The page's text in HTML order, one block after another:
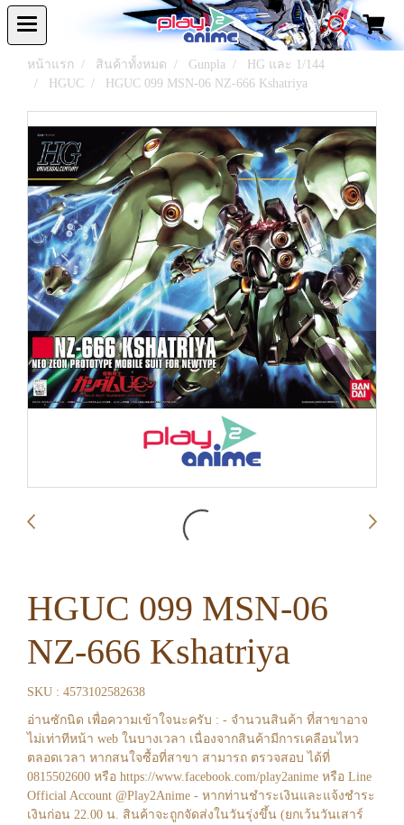
หน้าแรก สินค้าทั้งหมด Gunpla
HG และ 1/144
HGUC
HGUC 099 MSN-06 NZ-666 Kshatriya
HGUC 099 MSN-06
NZ-666 Kshatriya
SKU : 4573102582638
อ่านซักนิด เพื่อความเข้าใจนะครับ : - จำนวนสินค้า ที่สาขาอาจ
ไม่เท่าทีหน้า web ในบางเวลา เนื่องจากสินค้ามีการเคลือนไหว
ตลอดเวลา หากสนใจซื้อที่สาขา สามารถ ตรวจสอบ ได้ที่
0815502600 หรือ https://www.facebook.com/play2anime หรือ Line
Official Account @Play2Anime - หากท่านชำระเงินและแจ้งชำระ
เงินก่อน 22.00 น. สินค้าจะถูกจัดส่งในวันรุ่งขึ้น (ยกเว้นวันเสาร์